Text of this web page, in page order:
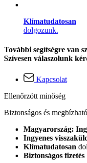
Klímatudatosan
dolgozunk.
További segítségre van
Szívesen válaszolunk
Kapcsolat
Ellenőrzött minőség
Biztonságos és
Magyarország:
Ingyenes
Klímatudatosan
Biztonságos fizetés